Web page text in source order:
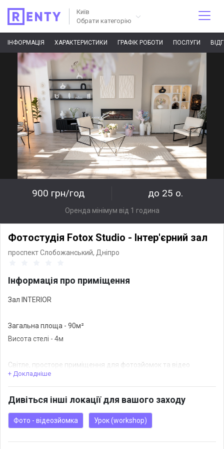
Київ
Обрати категорію
ІНФОРМАЦІЯ ХАРАКТЕРИСТИКИ ГРАФІК РОБОТИ ПОСЛУГИ
900 грн/год до 25 о.
Оренда мінімум від 1 година
Фотостудія Fotox Studio - Інтер'єрний зал
проспект Слобожанський, Дніпро
Інформація про приміщення
Зал INTERIOR
Загальна площа - 90м²
Висота стелі - 4м
Світле, просторе приміщення для фотозйомок та відео
контенту.
оформлена під дерево. Багато реквізиту для зйомки.
В залі чудове денне світло завдяки 3 великим вікнам з ранку і
до заходу сонця.
+ Докладніше
Дивіться інші локації для вашого заходу
Фото - відеозйомка Урок (workshop)